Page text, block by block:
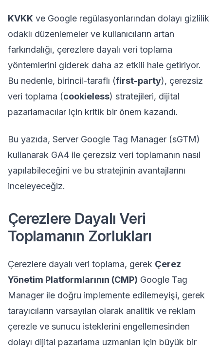
KVKK ve Google regülasyonlarından dolayı gizlilik
odaklı düzenlemeler ve kullanıcıların artan
farkındalığı, çerezlere dayalı veri toplama
yöntemlerini giderek daha az etkili hale getiriyor.
Bu nedenle, birincil-taraflı (first-party), çerezsiz
veri toplama (cookieless) stratejileri, dijital
pazarlamacılar için kritik bir önem kazandı.
Bu yazıda, Server Google Tag Manager (sGTM)
kullanarak GA4 ile çerezsiz veri toplamanın nasıl
yapılabileceğini ve bu stratejinin avantajlarını
inceleyeceğiz.
Çerezlere Dayalı Veri
Toplamanın Zorlukları
Çerezlere dayalı veri toplama, gerek Çerez
Yönetim Platformlarının (CMP) Google Tag
Manager ile doğru implemente edilemeyişi, gerek
tarayıcıların varsayılan olarak analitik ve reklam
çerezle ve sunucu isteklerini engellemesinden
dolayı dijital pazarlama uzmanları için büyük bir